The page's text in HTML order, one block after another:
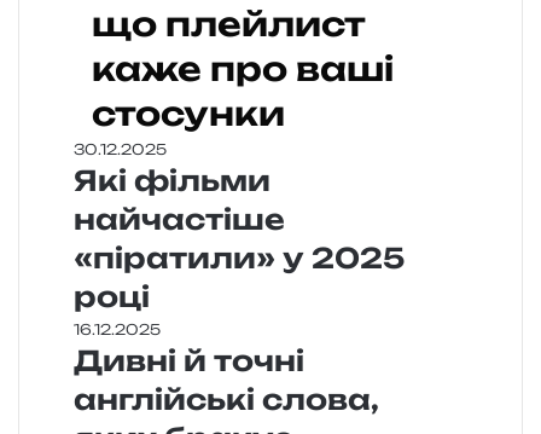
що плейлист
каже про ваші
стосунки
30.12.2025
Які фільми
найчастіше
«піратили» у 2025
році
16.12.2025
Дивні й точні
англійські слова,